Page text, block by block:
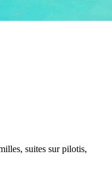
suites sur pilotis,